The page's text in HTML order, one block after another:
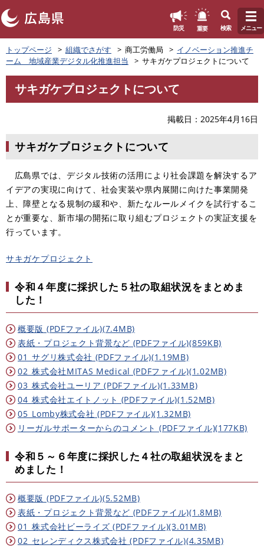
ペ
ー
ジ
の
頭
。
防災 重要 検索 メニュー
トップページ 組織でさがす 商工労働局
イノベーション推進チ
ーム 地域産業デジタル化推進担当
サキガケプロジェクトについて
文
サキガケプロジェクトについて
掲載日 2025年4月16日
サキガケプロジェクトについて
広島県では、デジタル技術の活用により社会課題を解決するア
イデアの実現に向けて、社会実装や県内展開に向けた事業開発
上、障壁となる規制の緩和や、新たなルールメイクを試行するこ
とが重要な、新市場の開拓に取り組むプロジェクトの実証支援を
行っています。
サキガケプロジェクト
令和４年度に採択した５社の取組状況をまとめま
した！
概要版 (PDFファイル)(7.4MB)
表紙・プロジェクト背景など (PDFファイル)(859KB)
01_サグリ株式会社 (PDFファイル)(1.19MB)
02_株式会社MITAS Medical (PDFファイル)(1.02MB)
03_株式会社ユーリア (PDFファイル)(1.33MB)
04_株式会社エイトノット (PDFファイル)(1.52MB)
05_Lomby株式会社 (PDFファイル)(1.32MB)
リーガルサポーターからのコメント (PDFファイル)(177KB)
令和５～６年度に採択した４社の取組状況をまと
めました！
概要版 (PDFファイル)(5.52MB)
表紙・プロジェクト背景など (PDFファイル)(1.8MB)
01_株式会社ビーライズ (PDFファイル)(3.01MB)
02_セレンディクス株式会社 (PDFファイル)(4.35MB)